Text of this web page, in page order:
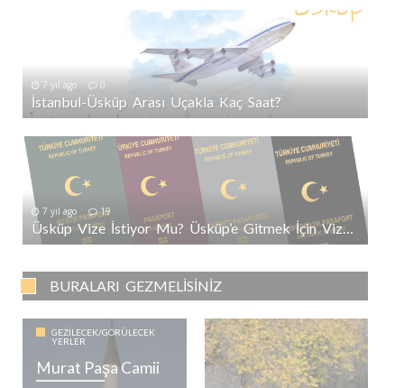
7 yıl ago 0
İstanbul-Üsküp Arası Uçakla Kaç Saat?
7 yıl ago 19
Üsküp Vize İstiyor Mu? Üsküp’e Gitmek İçin Vize Gerekli Mi?
BURALARI GEZMELISINIZ
GEZILECEK/GÖRÜLECEK
YERLER
Murat Paşa Camii